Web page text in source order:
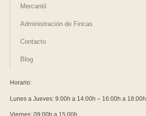
Mercantil
Administración de Fincas
Contacto
Blog
Horario:
Lunes a Jueves: 9:00h a 14:00h – 16:00h a 18:00h
Viernes: 09:00h a 15:00h